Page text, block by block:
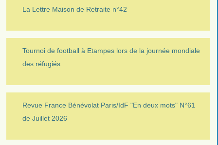
La Lettre Maison de Retraite n°42
Tournoi de football à Etampes lors de la journée mondiale
des réfugiés
Revue France Bénévolat Paris/IdF "En deux mots" N°61
de Juillet 2026